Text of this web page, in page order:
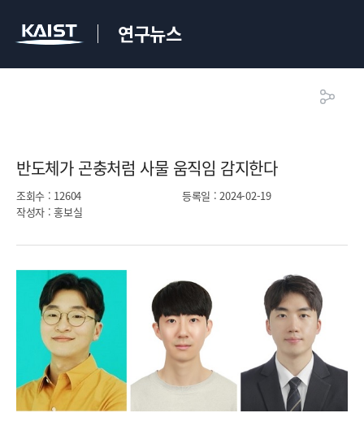
연구뉴스
반도체가 곤충처럼 사물 움직임 감지한다​
조회수 : 12604 등록일 : 2024-02-19
작성자 : 홍보실